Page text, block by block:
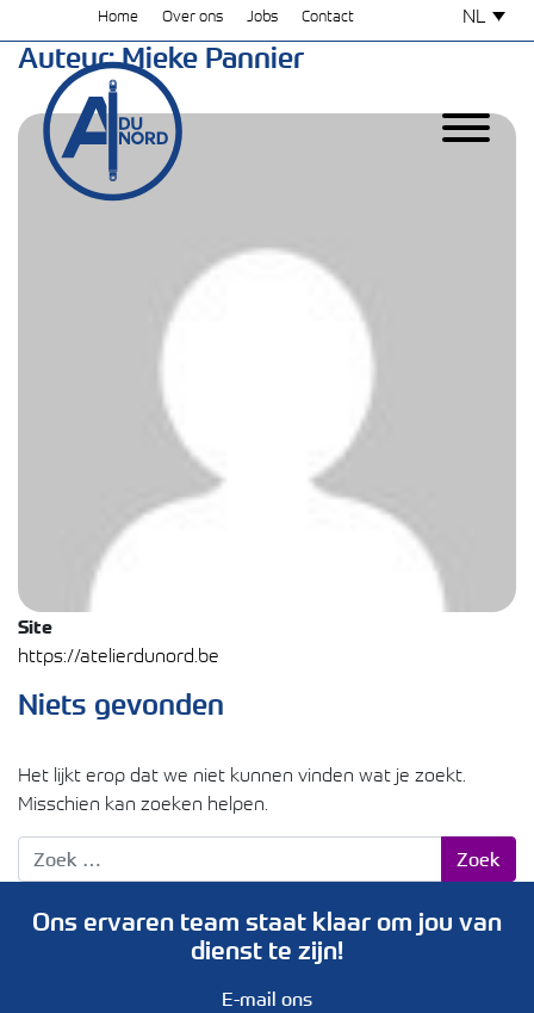
Home Over ons Jobs Contact NL
Auteur:Mieke Pannier
Site
https://atelierdunord.be
Niets gevonden
Het lijkt erop dat we niet kunnen vinden wat je zoekt.
Misschien kan zoeken helpen.
Zoek naar:
Ons ervaren team staat klaar om jou van
dienst te zijn!
E-mail ons